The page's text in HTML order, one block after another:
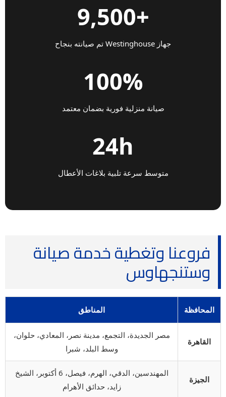
+9,500
جهاز Westinghouse تم صيانته بنجاح
100%
صيانة منزلية فورية بضمان معتمد
24h
متوسط سرعة تلبية بلاغات الأعطال
فروعنا وتغطية خدمة صيانة
وستنجهاوس
المحافظة المناطق
القاهرة
مصر الجديدة، التجمع، مدينة نصر، المعادي، حلوان،
وسط البلد، شبرا
الجيزة
المهندسين، الدقي، الهرم، فيصل، 6 أكتوبر، الشيخ
زايد، حدائق الأهرام